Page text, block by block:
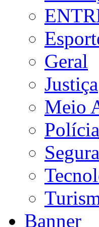
Geral
Justiça
Meio
Polícia
Banner